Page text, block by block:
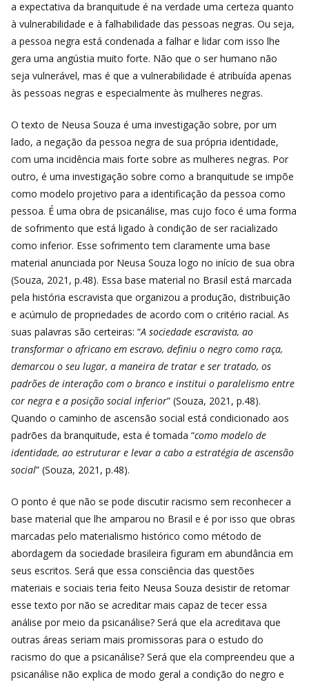
a expectativa da branquitude é na verdade uma certeza quanto
à vulnerabilidade e à falhabilidade das pessoas negras. Ou seja,
a pessoa negra está condenada a falhar e lidar com isso lhe
gera uma angústia muito forte. Não que o ser humano não
seja vulnerável, mas é que a vulnerabilidade é atribuída apenas
às pessoas negras e especialmente às mulheres negras.
O texto de Neusa Souza é uma investigação sobre, por um
lado, a negação da pessoa negra de sua própria identidade,
com uma incidência mais forte sobre as mulheres negras. Por
outro, é uma investigação sobre como a branquitude se impõe
como modelo projetivo para a identificação da pessoa como
pessoa. É uma obra de psicanálise, mas cujo foco é uma forma
de sofrimento que está ligado à condição de ser racializado
como inferior. Esse sofrimento tem claramente uma base
material anunciada por Neusa Souza logo no início de sua obra
(Souza, 2021, p.48). Essa base material no Brasil está marcada
pela história escravista que organizou a produção, distribuição
e acúmulo de propriedades de acordo com o critério racial. As
suas palavras são certeiras: “A sociedade escravista, ao
transformar o africano em escravo, definiu o negro como raça,
demarcou o seu lugar, a maneira de tratar e ser tratado, os
padrões de interação com o branco e institui o paralelismo entre
cor negra e a posição social inferior” (Souza, 2021, p.48).
Quando o caminho de ascensão social está condicionado aos
padrões da branquitude, esta é tomada “como modelo de
identidade, ao estruturar e levar a cabo a estratégia de ascensão
social” (Souza, 2021, p.48).
O ponto é que não se pode discutir racismo sem reconhecer a
base material que lhe amparou no Brasil e é por isso que obras
marcadas pelo materialismo histórico como método de
abordagem da sociedade brasileira figuram em abundância em
seus escritos. Será que essa consciência das questões
materiais e sociais teria feito Neusa Souza desistir de retomar
esse texto por não se acreditar mais capaz de tecer essa
análise por meio da psicanálise? Será que ela acreditava que
outras áreas seriam mais promissoras para o estudo do
racismo do que a psicanálise? Será que ela compreendeu que a
psicanálise não explica de modo geral a condição do negro e